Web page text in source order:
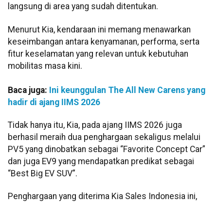
langsung di area yang sudah ditentukan.
Menurut Kia, kendaraan ini memang menawarkan
keseimbangan antara kenyamanan, performa, serta
fitur keselamatan yang relevan untuk kebutuhan
mobilitas masa kini.
Baca juga: Ini keunggulan The All New Carens yang
hadir di ajang IIMS 2026
Tidak hanya itu, Kia, pada ajang IIMS 2026 juga
berhasil meraih dua penghargaan sekaligus melalui
PV5 yang dinobatkan sebagai “Favorite Concept Car”
dan juga EV9 yang mendapatkan predikat sebagai
“Best Big EV SUV”.
Penghargaan yang diterima Kia Sales Indonesia ini,